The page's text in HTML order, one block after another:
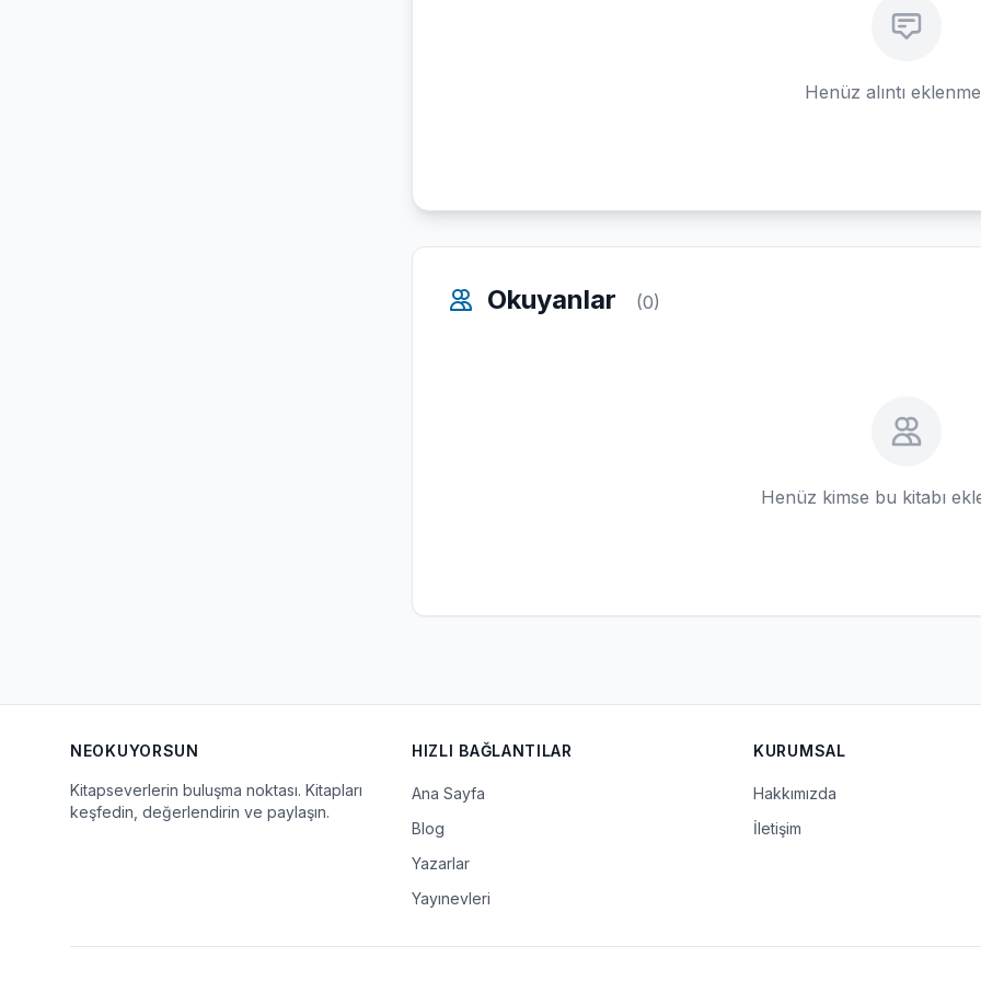
Henüz alıntı
Okuyanlar (0)
Henüz kimse bu kitabı
NEOKUYORSUN
Kitapseverlerin buluşma noktası. Kitapları
keşfedin, değerlendirin ve paylaşın.
HIZLI BAĞLANTILAR
Ana Sayfa
Blog
Yazarlar
Yayınevleri
KURUMSAL
Hakkımızda
İletişim